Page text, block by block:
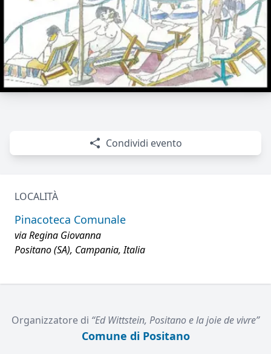
Condividi evento
LOCALITÀ
Pinacoteca Comunale
via Regina Giovanna
Positano (SA), Campania, Italia
Organizzatore di “Ed Wittstein, Positano e la joie de vivre”
Comune di Positano